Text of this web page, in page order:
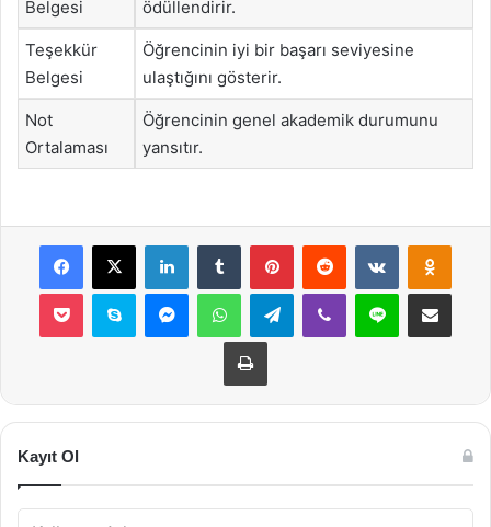
Belgesi
ödüllendirir.
Teşekkür
Belgesi
Öğrencinin iyi bir başarı seviyesine
ulaştığını gösterir.
Not
Ortalaması
Öğrencinin genel akademik durumunu
yansıtır.
Facebook
X LinkedInTumblr PinterestReddit VKontakte
Pocket Skype MessengerWhatsAppTelegramViber Line E-Posta ile
Yazdır
Kayıt Ol